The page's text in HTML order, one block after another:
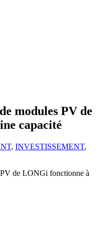
modules PV de
capacité
, INVESTISSEMENT,